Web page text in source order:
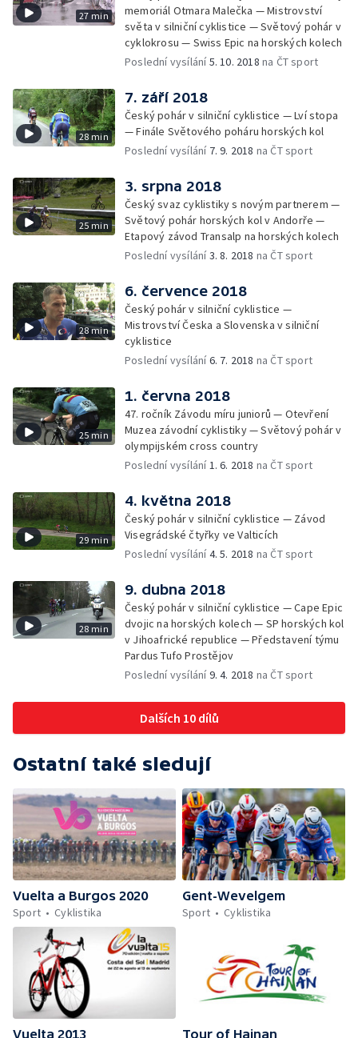
27 min
memoriál Otmara Malečka — Mistrovství
světa v silniční cyklistice — Světový pohár v
cyklokrosu — Swiss Epic na horských kolech
Poslední vysílání5. 10. 2018 na ČT sport
28 min
7. září 2018
Český pohár v silniční cyklistice — Lví stopa
— Finále Světového poháru horských kol
Poslední vysílání 7. 9. 2018 na ČT sport
25 min
3. srpna 2018
Český svaz cyklistiky s novým partnerem —
Světový pohár horských kol v Andorře —
Etapový závod Transalp na horských kolech
Poslední vysílání3. 8. 2018 na ČT sport
28 min
6. července 2018
Český pohár v silniční cyklistice —
Mistrovství Česka a Slovenska v silniční
cyklistice
Poslední vysílání6. 7. 2018 na ČT sport
25 min
1. června 2018
47. ročník Závodu míru juniorů — Otevření
Muzea závodní cyklistiky — Světový pohár v
olympijském cross country
Poslední vysílání1. 6. 2018 na ČT sport
29 min
4. května 2018
Český pohár v silniční cyklistice — Závod
Visegrádské čtyřky ve Valticích
Poslední vysílání4. 5. 2018 na ČT sport
28 min
9. dubna 2018
Český pohár v silniční cyklistice — Cape Epic
dvojic na horských kolech — SP horských kol
v Jihoafrické republice — Představení týmu
Pardus Tufo Prostějov
Poslední vysílání9. 4. 2018 na ČT sport
Dalších 10 dílů
Ostatní také sledují
Vuelta a Burgos 2020
Sport
Cyklistika
Gent-Wevelgem
Sport
Cyklistika
Vuelta 2013
Tour of Hainan